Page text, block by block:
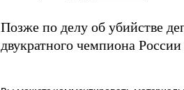
Позже по делу об убийстве
двукратного чемпиона